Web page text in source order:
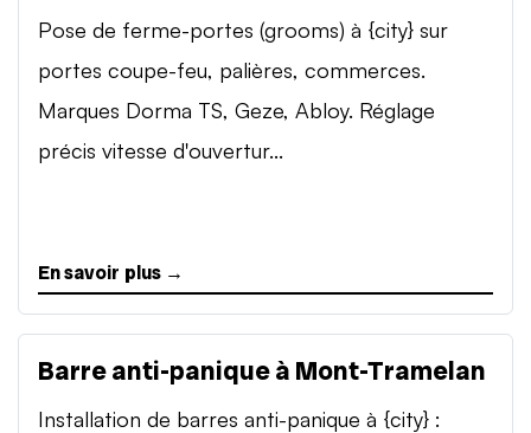
Pose de ferme-portes (grooms) à {city} sur
portes coupe-feu, palières, commerces.
Marques Dorma TS, Geze, Abloy. Réglage
précis vitesse d'ouvertur...
En savoir plus →
Barre anti-panique à Mont-Tramelan
Installation de barres anti-panique à {city} :